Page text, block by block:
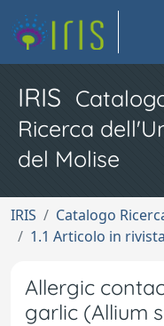
IRIS
Ricerca
del Molise
IRIS Catalogo
1.1 Articolo in rivista
Allergic
garlic (Allium